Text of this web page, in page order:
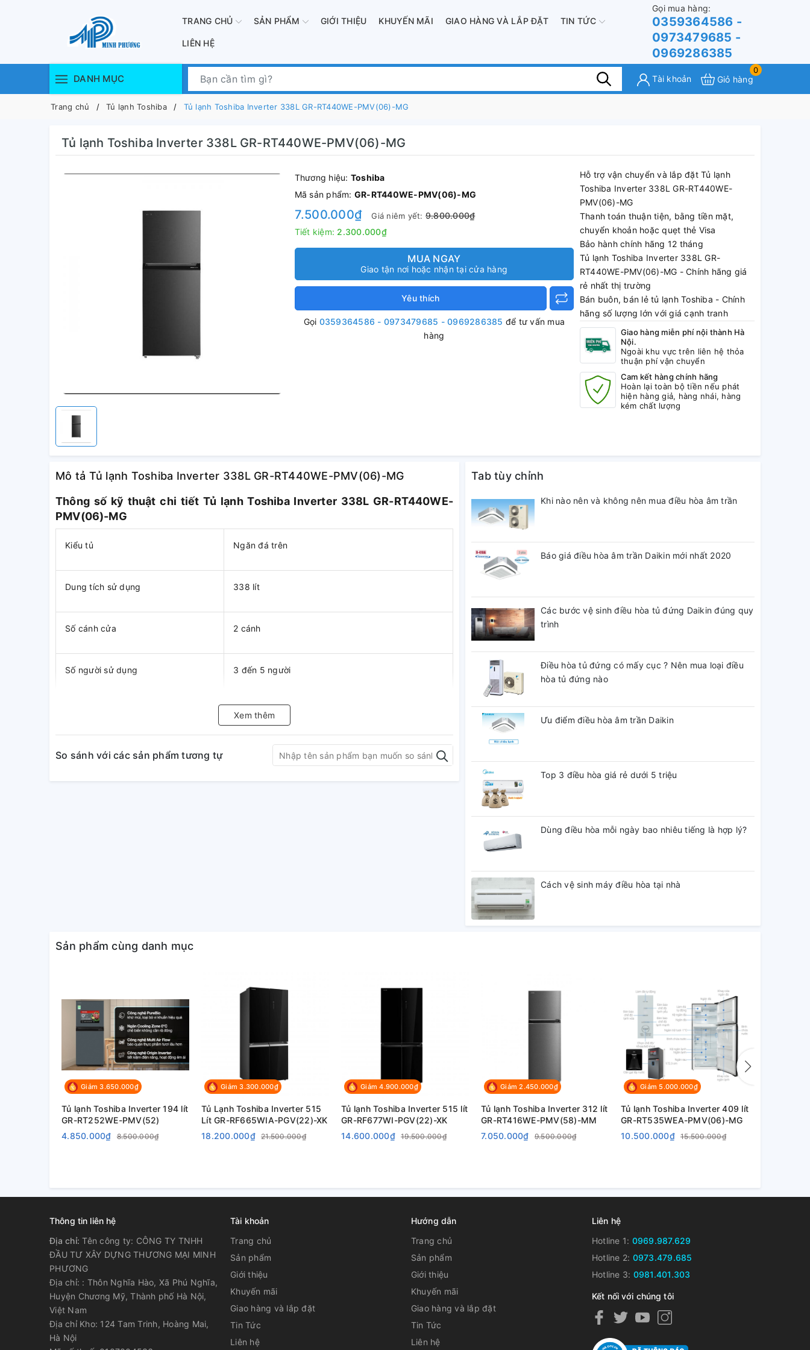
TRANG CHỦ SẢN PHẨM GIỚI THIỆU KHUYẾN MÃI GIAO HÀNG VÀ LẮP ĐẶT TIN TỨC
LIÊN HỆ
Gọi mua hàng:
0359364586 -
0973479685 -
0969286385
DANH MỤC Tài khoản
0
Giỏ hàng
Trang chủ Tủ lạnh Toshiba Tủ lạnh Toshiba Inverter 338L GR-RT440WE-PMV(06)-MG
Tủ lạnh Toshiba Inverter 338L GR-RT440WE-PMV(06)-MG
Thương hiệu: Toshiba
Mã sản phẩm: GR-RT440WE-PMV(06)-MG
7.500.000₫ Giá niêm yết: 9.800.000₫
Tiết kiệm: 2.300.000₫
MUA NGAY
Giao tận nơi hoặc nhận tại cửa hàng
Yêu thích
Gọi 0359364586 - 0973479685 - 0969286385 để tư vấn mua
hàng
Hỗ trợ vận chuyển và lắp đặt Tủ lạnh
Toshiba Inverter 338L GR-RT440WE-
PMV(06)-MG
Thanh toán thuận tiện, bằng tiền mặt,
chuyển khoản hoặc quẹt thẻ Visa
Bảo hành chính hãng 12 tháng
Tủ lạnh Toshiba Inverter 338L GR-
RT440WE-PMV(06)-MG - Chính hãng giá
rẻ nhất thị trường
Bán buôn, bán lẻ tủ lạnh Toshiba - Chính
hãng số lượng lớn với giá cạnh tranh
Tình trang: Mới 100%Giao hàng miễn phí nội thành Hà
Nội.
Ngoài khu vực trên liên hệ thỏa
thuận phí vận chuyển
Cam kết hàng chính hãng
Hoàn lại toàn bộ tiền nếu phát
hiện hàng giả, hàng nhái, hàng
kém chất lượng
Mô tả Tủ lạnh Toshiba Inverter 338L GR-RT440WE-PMV(06)-MG
Thông số kỹ thuật chi tiết Tủ lạnh Toshiba Inverter 338L GR-RT440WE-
PMV(06)-MG
Kiểu tủ Ngăn đá trên
Dung tích sử dụng 338 lít
Số cánh cửa 2 cánh
Số người sử dụng 3 đến 5 người
84 lít
Dung tích ngăn lạnh
Chất liệu khay ngăn lạnh Kính chịu lực
Chất liệu ống dẫn gas, dàn lạnh Ống dẫn ga bằng đồng, lá tản nhiệt bằng nhôm
Kích thước - khối lượng
595 x 695 x 1724 mm
58 kg
Bảo hành chính hãng
Hãng Toshiba
Xem thêm
So sánh với các sản phẩm tương tự
Tab tùy chỉnh
Khi nào nên và không nên mua điều hòa âm trần
Báo giá điều hòa âm trần Daikin mới nhất 2020
Các bước vệ sinh điều hòa tủ đứng Daikin đúng quy
trình
Điều hòa tủ đứng có mấy cục ? Nên mua loại điều
hòa tủ đứng nào
Ưu điểm điều hòa âm trần Daikin
Top 3 điều hòa giá rẻ dưới 5 triệu
Dùng điều hòa mỗi ngày bao nhiêu tiếng là hợp lý?
Cách vệ sinh máy điều hòa tại nhà
Sản phẩm cùng danh mục
Giảm 3.650.000₫
Tủ lạnh Toshiba Inverter 194 lít
GR-RT252WE-PMV(52)
4.850.000₫
8.500.000₫
Giảm 3.300.000₫
Tủ Lạnh Toshiba Inverter 515
Lít GR-RF665WIA-PGV(22)-XK
18.200.000₫
21.500.000₫
Giảm 4.900.000₫
Tủ lạnh Toshiba Inverter 515 lít
GR-RF677WI-PGV(22)-XK
14.600.000₫
19.500.000₫
Giảm 2.450.000₫
Tủ lạnh Toshiba Inverter 312 lít
GR-RT416WE-PMV(58)-MM
7.050.000₫
9.500.000₫
Giảm 5.000.000₫
Tủ lạnh Toshiba Inverter 409 lít
GR-RT535WEA-PMV(06)-MG
10.500.000₫
15.500.000₫
Thông tin liên hệ
Địa chỉ:Tên công ty: CÔNG TY TNHH
ĐẦU TƯ XÂY DỰNG THƯƠNG MẠI MINH
PHƯƠNG
Địa chỉ: : Thôn Nghĩa Hào, Xã Phú Nghĩa,
Huyện Chương Mỹ, Thành phố Hà Nội,
Việt Nam
Địa chỉ Kho: 124 Tam Trinh, Hoàng Mai,
Hà Nội
Tài khoản
Trang chủ
Sản phẩm
Giới thiệu
Khuyến mãi
Giao hàng và lắp đặt
Tin Tức
Liên hệ
Hướng dẫn
Trang chủ
Sản phẩm
Giới thiệu
Khuyến mãi
Giao hàng và lắp đặt
Tin Tức
Liên hệ
Liên hệ
Hotline 1: 0969.987.629
Hotline 2: 0973.479.685
Hotline 3: 0981.401.303
Kết nối với chúng tôi